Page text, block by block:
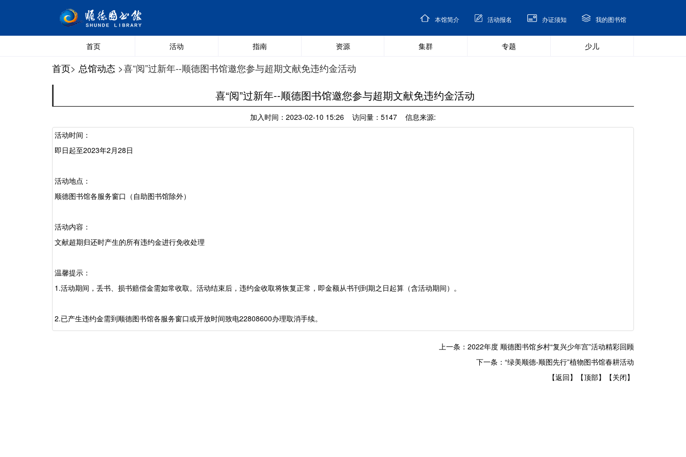
本馆简介 活动报名 办证须知 我的图书馆
首页 活动 指南 资源 集群 专题 少儿
首页> 总馆动态 >喜“阅”过新年--顺德图书馆邀您参与超期文献免违约金活动
喜“阅”过新年--顺德图书馆邀您参与超期文献免违约金活动
加入时间：2023-02-10 15:26 访问量：5147 信息来源:
活动时间：
即日起至2023年2月28日
活动地点：
顺德图书馆各服务窗口（自助图书馆除外）
活动内容：
文献超期归还时产生的所有违约金进行免收处理
温馨提示：
1.活动期间，丢书、损书赔偿金需如常收取。活动结束后，违约金收取将恢复正常，即金额从书刊到期之日起算（含活动期间）。
2.已产生违约金需到顺德图书馆各服务窗口或开放时间致电22808600办理取消手续。
上一条：2022年度 顺德图书馆乡村“复兴少年宫”活动精彩回顾
下一条：“绿美顺德-顺图先行”植物图书馆春耕活动
【返回】
【顶部】 【关闭】